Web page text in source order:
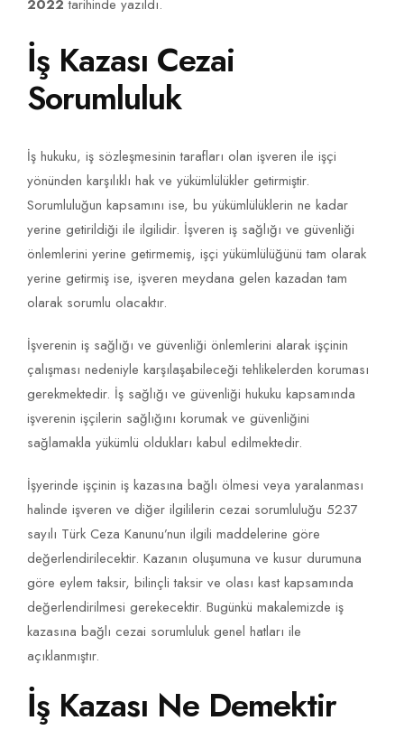
2022 tarihinde yazıldı.
İş Kazası Cezai
Sorumluluk
İş hukuku, iş sözleşmesinin tarafları olan işveren ile işçi
yönünden karşılıklı hak ve yükümlülükler getirmiştir.
Sorumluluğun kapsamını ise, bu yükümlülüklerin ne kadar
yerine getirildiği ile ilgilidir. İşveren iş sağlığı ve güvenliği
önlemlerini yerine getirmemiş, işçi yükümlülüğünü tam olarak
yerine getirmiş ise, işveren meydana gelen kazadan tam
olarak sorumlu olacaktır.
İşverenin iş sağlığı ve güvenliği önlemlerini alarak işçinin
çalışması nedeniyle karşılaşabileceği tehlikelerden koruması
gerekmektedir. İş sağlığı ve güvenliği hukuku kapsamında
işverenin işçilerin sağlığını korumak ve güvenliğini
sağlamakla yükümlü oldukları kabul edilmektedir.
İşyerinde işçinin iş kazasına bağlı ölmesi veya yaralanması
halinde işveren ve diğer ilgililerin cezai sorumluluğu 5237
sayılı Türk Ceza Kanunu’nun ilgili maddelerine göre
değerlendirilecektir. Kazanın oluşumuna ve kusur durumuna
göre eylem taksir, bilinçli taksir ve olası kast kapsamında
değerlendirilmesi gerekecektir. Bugünkü makalemizde iş
kazasına bağlı cezai sorumluluk genel hatları ile
açıklanmıştır.
İş Kazası Ne Demektir